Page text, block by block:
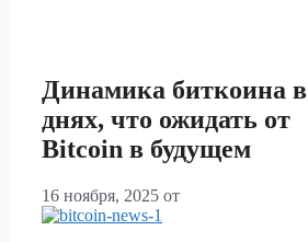
Динамика биткоина в
днях, что ожидать от
Bitcoin в будущем
16 ноября, 2025 от